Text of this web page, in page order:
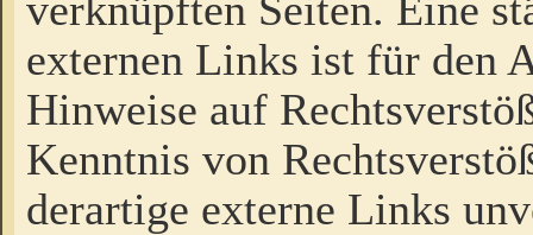
externen Links ist für den
Hinweise auf
Kenntnis von
derartige externe Links